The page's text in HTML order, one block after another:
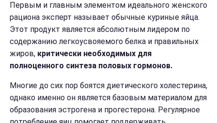
Первым и главным элементом идеального женского
рациона эксперт называет обычные куриные яйца.
Этот продукт является абсолютным лидером по
содержанию легкоусвояемого белка и правильных
жиров, критически необходимых для
полноценного синтеза половых гормонов.
Многие до сих пор боятся диетического холестерина,
однако именно он является базовым материалом для
образования эстрогена и прогестерона. Регулярное